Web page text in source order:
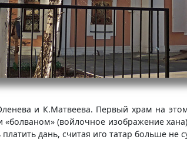
и К.Матвеева. Первый храм на
«болваном» (войлочное изображение
дань, считая иго татар больше не